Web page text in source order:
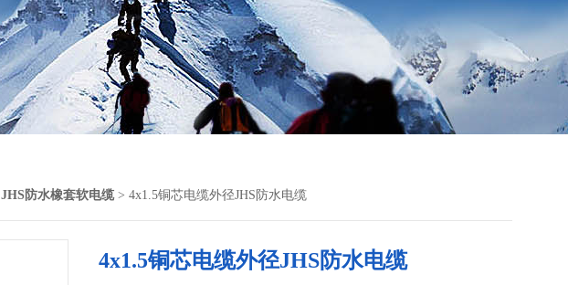
JHS防水橡套软电缆> 4x1.5铜芯电缆外径JHS防水电缆
4x1.5铜芯电缆外径JHS防水电缆